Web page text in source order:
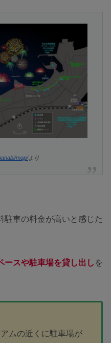
map/より
駐車の料金が高いと感じた
ースや駐車場を貸し出し を
ムの近くに駐車場が